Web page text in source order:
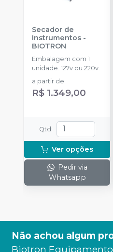
Secador de
Instrumentos -
BIOTRON
Embalagem com 1
unidade. 127v ou 220v.
a partir de:
R$ 1.349,00
Qtd :
Ver opções
Pedir via
Whatsapp
Não achou algum
Biotron